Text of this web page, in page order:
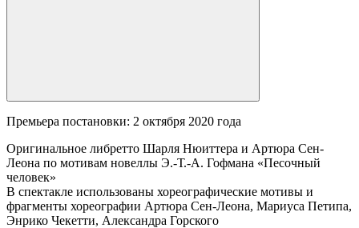
Премьера постановки: 2 октября 2020 года
Оригинальное либретто Шарля Нюиттера и Артюра Сен-
Леона по мотивам новеллы Э.-Т.-А. Гофмана «Песочный
человек»
В спектакле использованы хореографические мотивы и
фрагменты хореографии Артюра Сен-Леона, Мариуса Петипа,
Энрико Чекетти, Александра Горского